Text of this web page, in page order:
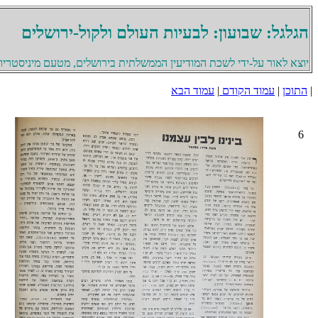
הגלגל: שבועון: לבעיות העולם ולקול-ירושלים
יוצא לאור על-ידי לשכת המודיעין הממשלתית בירושלים, מטעם
| התוכן | עמוד הקודם | עמוד הבא
6